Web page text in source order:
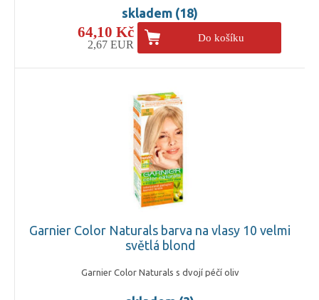
skladem (18)
64,10 Kč
2,67 EUR
Do košíku
Garnier Color Naturals barva na vlasy 10 velmi
světlá blond
Garnier Color Naturals s dvojí péčí oliv